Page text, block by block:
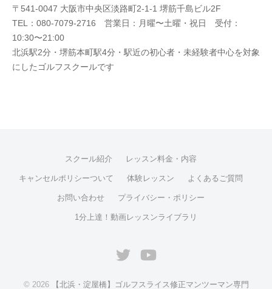
〒541-0047 大阪市中央区淡路町2-1-1 堺筋千島ビル2F
TEL：080-7079-2716 営業日：月曜〜土曜・祝日 受付：
10:30〜21:00
北浜駅2分・堺筋本町駅4分・駅近の初心者・未経験者中心を対象
にしたゴルフスクールです
スクール紹介 レッスン料金・内容
キャンセルポリシーついて 体験レッスン よくあるご質問
お問い合わせ プライバシー・ポリシー
1分上達！動画レッスンライブラリ
TwitterYoutube
© 2026 【北浜・淀屋橋】ゴルフスライス修正マンツーマン専門